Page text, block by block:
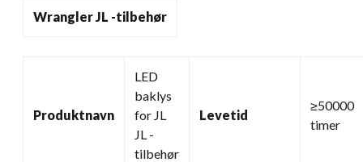
Wrangler JL -tilbehør
Produktnavn
LED
baklys
for JL
JL -
tilbehør
Levetid
≥50000
timer